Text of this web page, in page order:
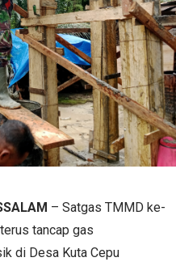
– Satgas TMMD ke-
tancap gas
di Desa Kuta Cepu